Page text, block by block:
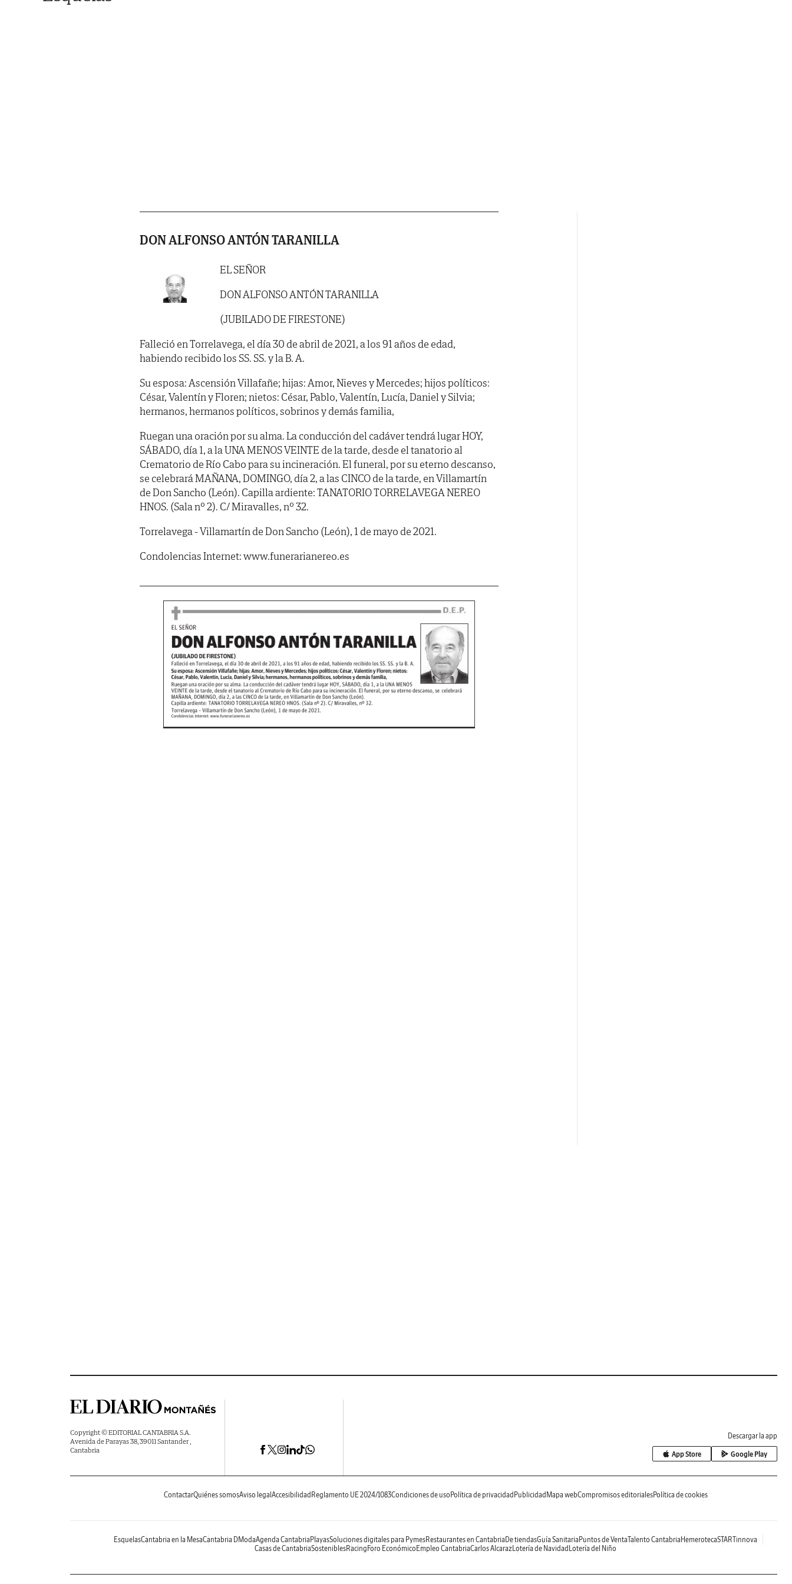
DON ALFONSO ANTÓN TARANILLA
EL SEÑOR
DON ALFONSO ANTÓN TARANILLA
(JUBILADO DE FIRESTONE)
Falleció en Torrelavega, el día 30 de abril de 2021, a los 91 años de edad,
habiendo recibido los SS. SS. y la B. A.
Su esposa: Ascensión Villafañe; hijas: Amor, Nieves y Mercedes; hijos políticos:
César, Valentín y Floren; nietos: César, Pablo, Valentín, Lucía, Daniel y Silvia;
hermanos, hermanos políticos, sobrinos y demás familia,
Ruegan una oración por su alma. La conducción del cadáver tendrá lugar HOY,
SÁBADO, día 1, a la UNA MENOS VEINTE de la tarde, desde el tanatorio al
Crematorio de Río Cabo para su incineración. El funeral, por su eterno descanso,
se celebrará MAÑANA, DOMINGO, día 2, a las CINCO de la tarde, en Villamartín
de Don Sancho (León). Capilla ardiente: TANATORIO TORRELAVEGA NEREO
HNOS. (Sala nº 2). C/ Miravalles, nº 32.
Torrelavega - Villamartín de Don Sancho (León), 1 de mayo de 2021.
Condolencias Internet: www.funerarianereo.es
Copyright © EDITORIAL CANTABRIA S.A.
Avenida de Parayas 38, 39011 Santander ,
Cantabria
Descargar la app
App Store Google Play
ContactarQuiénes somosAviso legal Accesibilidad Reglamento UE 2024/1083Condiciones de uso Política de privacidad Publicidad Mapa webCompromisos editorialesPolítica de cookies
EsquelasCantabria en la MesaCantabria DModaAgenda Cantabria PlayasSoluciones digitales para PymesRestaurantes en Cantabria De tiendasGuía Sanitaria Puntos de VentaTalento Cantabria HemerotecaSTARTinnova
Casas de CantabriaSosteniblesRacing Foro Económico Empleo CantabriaCarlos AlcarazLotería de Navidad Lotería del Niño